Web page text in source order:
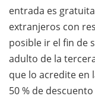
entrada es
extranjeros con
posible ir el fin de
adulto de la
que lo acredite en
50 % de